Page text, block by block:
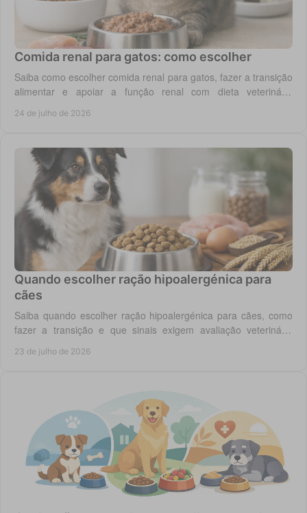
Comida renal para gatos: como escolher
Saiba como escolher comida renal para gatos, fazer a transição
alimentar e apoiar a função renal com dieta veterinária
24 de julho de 2026
Quando escolher ração hipoalergénica para
cães
Saiba quando escolher ração hipoalergénica para cães, como
fazer a transição e que sinais exigem avaliação veterinária
23 de julho de 2026